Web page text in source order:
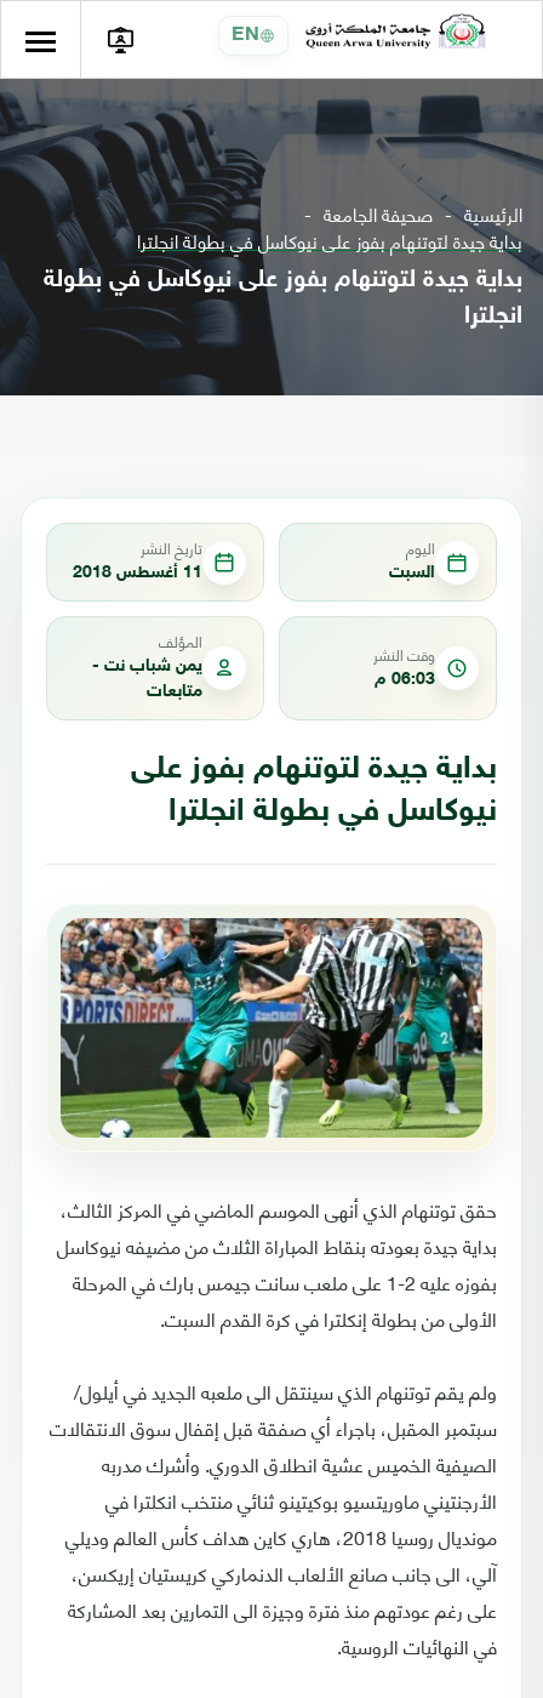
EN
الرئيسية صحيفة الجامعة
بداية جيدة لتوتنهام بفوز على نيوكاسل في بطولة انجلترا
بداية جيدة لتوتنهام بفوز على نيوكاسل في بطولة
انجلترا
اليوم
السبت
تاريخ النشر
11 أغسطس 2018
وقت النشر
06:03 م
المؤلف
يمن شباب نت -
متابعات
بداية جيدة لتوتنهام بفوز على
نيوكاسل في بطولة انجلترا
حقق توتنهام الذي أنهى الموسم الماضي في المركز الثالث،
بداية جيدة بعودته بنقاط المباراة الثلاث من مضيفه نيوكاسل
بفوزه عليه 2-1 على ملعب سانت جيمس بارك في المرحلة
الأولى من بطولة إنكلترا في كرة القدم السبت.
ولم يقم توتنهام الذي سينتقل الى ملعبه الجديد في أيلول/
سبتمبر المقبل، باجراء أي صفقة قبل إقفال سوق الانتقالات
الصيفية الخميس عشية انطلاق الدوري. وأشرك مدربه
الأرجنتيني ماوريتسيو بوكيتينو ثنائي منتخب انكلترا في
مونديال روسيا 2018، هاري كاين هداف كأس العالم وديلي
آلي، الى جانب صانع الألعاب الدنماركي كريستيان إريكسن،
على رغم عودتهم منذ فترة وجيزة الى التمارين بعد المشاركة
في النهائيات الروسية.